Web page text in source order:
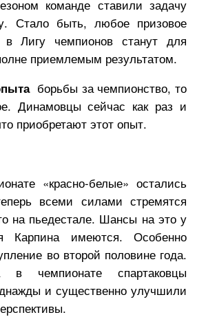
команде ставили задачу
Стало быть, любое призовое
Лигу чемпионов станут для
приемлемым результатом.
борьбы за чемпионство, то
Динамовцы сейчас как раз и
приобретают этот опыт.
«красно-белые» остались
всеми силами стремятся
на пьедестале. Шансы на это у
Карпина имеются. Особенно
во второй половине года.
в чемпионате спартаковцы
и существенно улучшили